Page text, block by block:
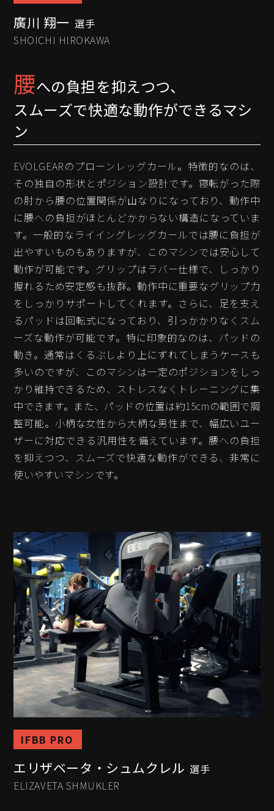
廣川 翔一 選手
SHOICHI HIROKAWA
腰への負担を抑えつつ、
スムーズで快適な動作ができるマシ
ン
EVOLGEARのプローンレッグカール。特徴的なのは、
その独自の形状とポジション設計です。寝転がった際
の肘から腰の位置関係が山なりになっており、動作中
に腰への負担がほとんどかからない構造になっていま
す。一般的なライイングレッグカールでは腰に負担が
出やすいものもありますが、このマシンでは安心して
動作が可能です。グリップはラバー仕様で、しっかり
握れるため安定感も抜群。動作中に重要なグリップ力
をしっかりサポートしてくれます。さらに、足を支え
るパッドは回転式になっており、引っかかりなくスム
ーズな動作が可能です。特に印象的なのは、パッドの
動き。通常はくるぶしより上にずれてしまうケースも
多いのですが、このマシンは一定のポジションをしっ
かり維持できるため、ストレスなくトレーニングに集
中できます。また、パッドの位置は約15cmの範囲で調
整可能。小柄な女性から大柄な男性まで、幅広いユー
ザーに対応できる汎用性を備えています。腰への負担
を抑えつつ、スムーズで快適な動作ができる、非常に
使いやすいマシンです。
IFBB PRO
エリザベータ・シュムクレル 選手
ELIZAVETA SHMUKLER